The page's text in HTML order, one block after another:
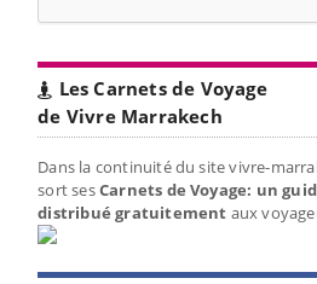
Les Carnets de Voyage
de Vivre Marrakech
Dans la continuité du site vivre-
sort sesCarnets de Voyage: un
distribué gratuitement aux